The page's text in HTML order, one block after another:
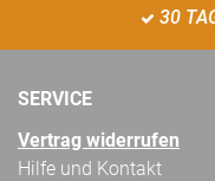
30
SERVICE
Vertrag widerrufen
Hilfe und Kontakt